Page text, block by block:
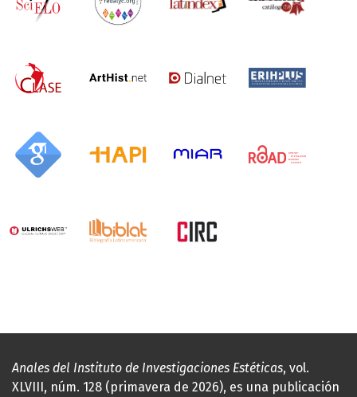
Anales del Instituto de Investigaciones Estéticas, vol.
XLVIII, núm. 128 (primavera de 2026), es una publicación